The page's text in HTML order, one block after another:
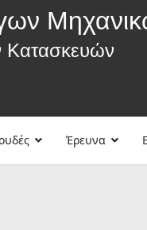
Κατασκευών
Έρευνα